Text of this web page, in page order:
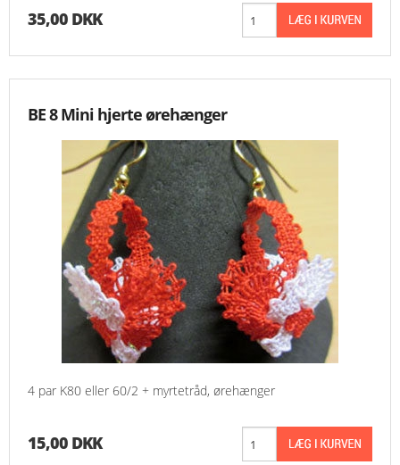
35,00 DKK
BE 8 Mini hjerte ørehænger
4 par K80 eller 60/2 + myrtetråd, ørehænger
15,00 DKK